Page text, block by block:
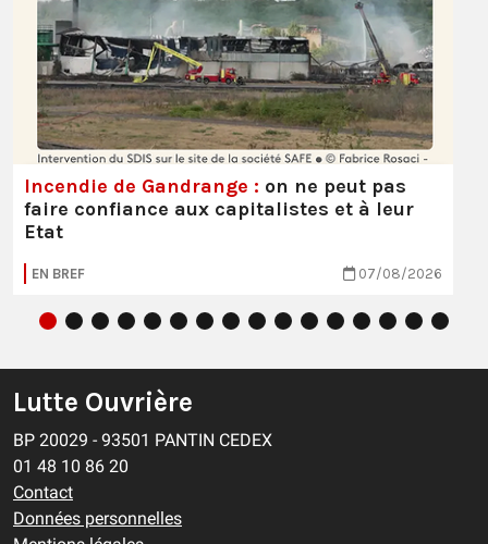
Incendie de Gandrange : on ne peut pas
faire confiance aux capitalistes et à leur
Etat
EN BREF 07/08/2026
Lutte Ouvrière
BP 20029 - 93501 PANTIN CEDEX
01 48 10 86 20
Contact
Données personnelles